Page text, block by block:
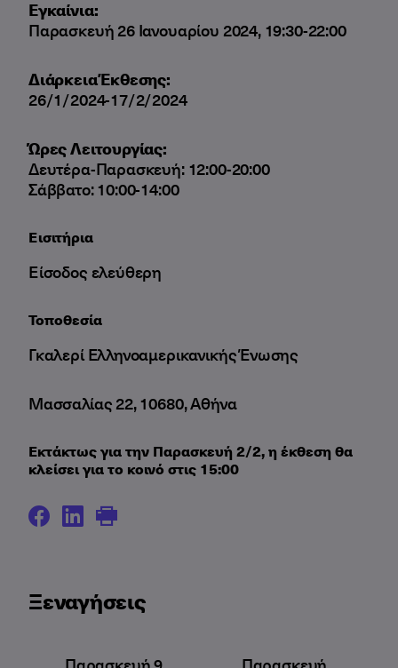
Εγκαίνια:
Παρασκευή 26 Ιανουαρίου 2024, 19:30-22:00
Διάρκεια Έκθεσης:
26/1/2024-17/2/2024
Ώρες Λειτουργίας:
Δευτέρα-Παρασκευή: 12:00-20:00
Σάββατο: 10:00-14:00
Εισιτήρια
Είσοδος ελεύθερη
Τοποθεσία
Γκαλερί Ελληνοαμερικανικής Ένωσης
Μασσαλίας 22, 10680, Αθήνα
Εκτάκτως για την Παρασκευή 2/2, η έκθεση θα
κλείσει για το κοινό στις 15:00
Ξεναγήσεις